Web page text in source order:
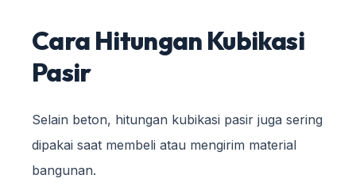
Cara Hitungan Kubikasi
Pasir
Selain beton, hitungan kubikasi pasir juga sering
dipakai saat membeli atau mengirim material
bangunan.